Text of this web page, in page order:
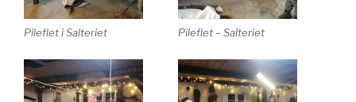
Pileflet i Salteriet Pileflet – Salteriet